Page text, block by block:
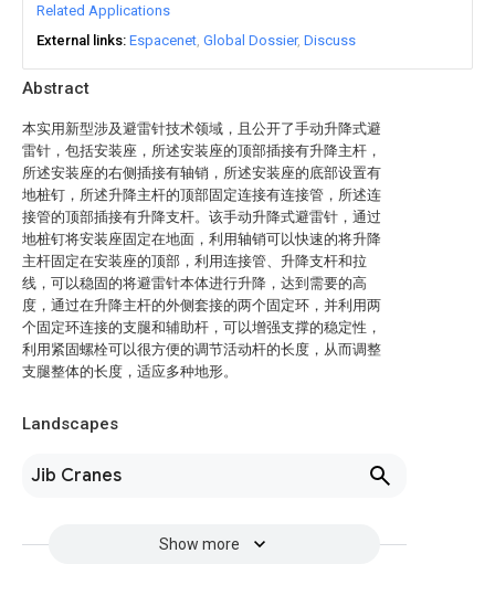
Abstract
本实用新型涉及避雷针技术领域，且公开了手动升降式避
雷针，包括安装座，所述安装座的顶部插接有升降主杆，
所述安装座的右侧插接有轴销，所述安装座的底部设置有
地桩钉，所述升降主杆的顶部固定连接有连接管，所述连
接管的顶部插接有升降支杆。该手动升降式避雷针，通过
地桩钉将安装座固定在地面，利用轴销可以快速的将升降
主杆固定在安装座的顶部，利用连接管、升降支杆和拉
线，可以稳固的将避雷针本体进行升降，达到需要的高
度，通过在升降主杆的外侧套接的两个固定环，并利用两
个固定环连接的支腿和辅助杆，可以增强支撑的稳定性，
利用紧固螺栓可以很方便的调节活动杆的长度，从而调整
支腿整体的长度，适应多种地形。
Landscapes
Jib Cranes
Show more
Related Applications
External links Espacenet Global Dossier Discuss